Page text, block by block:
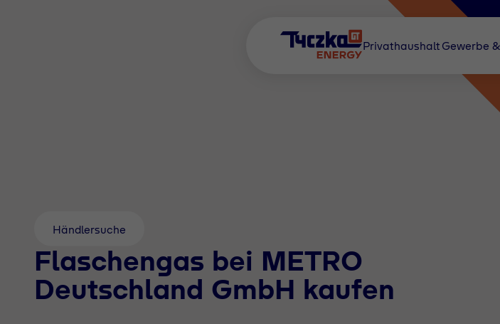
Privathaushalt Gewerbe
Händlersuche
Flaschengas bei METRO
Deutschland GmbH kaufen